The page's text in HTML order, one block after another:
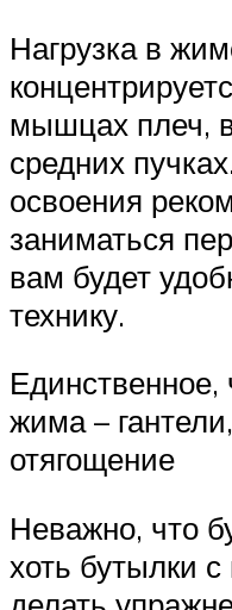
Нагрузка в
мышцах плеч,
средних
освоения
заниматься
вам будет
технику.
Единственное,
жима –
отягощение
Неважно, что
хоть бутылки